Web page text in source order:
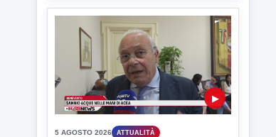
▶
5 AGOSTO 2026 ATTUALITÀ
Lavori sulla Telesina il Comitato
SOS 372 chiede l'impiego dei
movieri
Code e disagi sulla Telesina a causa dei
lavori in...